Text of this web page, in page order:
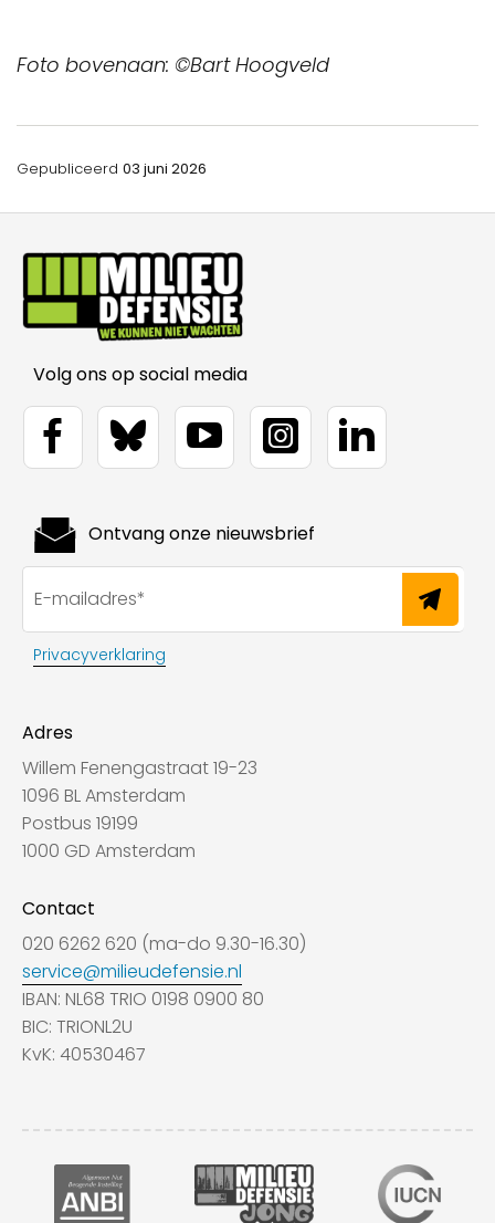
Foto bovenaan: ©Bart Hoogveld
Gepubliceerd 03 juni 2026
Volg ons op social media
Adres
Willem Fenengastraat 19-23
1096 BL Amsterdam
Postbus 19199
1000 GD Amsterdam
Contact
020 6262 620 (ma-do 9.30-16.30)
service@milieudefensie.nl
IBAN: NL68 TRIO 0198 0900 80
BIC: TRIONL2U
KvK: 40530467
Ontvang onze nieuwsbrief
Privacyverklaring